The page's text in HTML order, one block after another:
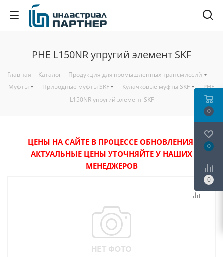
PHE L150NR упругий элемент SKF
Главная - Каталог - Продукция для промышленных трансмиссий
-
Муфты
- Приводные муфты SKF - Кулачковые муфты SKF - PHE
L150NR упругий элемент SKF
ЦЕНЫ НА САЙТЕ В ПРОЦЕССЕ ОБНОВЛЕНИЯ.
АКТУАЛЬНЫЕ ЦЕНЫ УТОЧНЯЙТЕ У НАШИХ
МЕНЕДЖЕРОВ
0
0
0